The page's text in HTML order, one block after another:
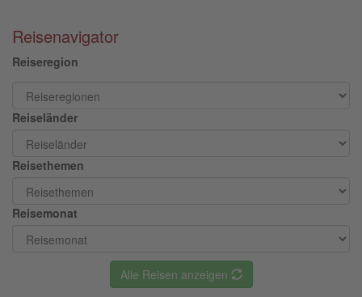
Reisenavigator
Reiseregion
Reiseländer
Reisethemen
Reisemonat
Alle Reisen anzeigen